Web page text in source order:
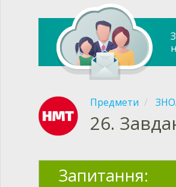
Предмети
26.
Запитання: